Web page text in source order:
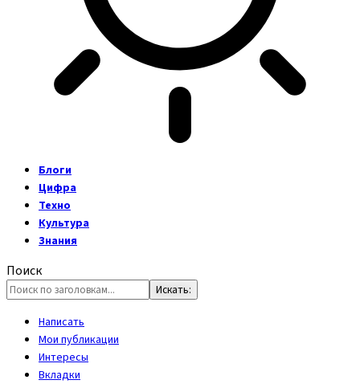
Блоги
Цифра
Техно
Культура
Знания
Поиск
Написать
Мои публикации
Интересы
Вкладки